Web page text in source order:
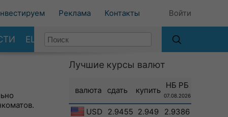
Реклама Контакты Войти
ЕЩЕ
Лучшие курсы валют
валюта сдать купить
НБ РБ
07.08.2026
USD 2.9455 2.949
2.9386